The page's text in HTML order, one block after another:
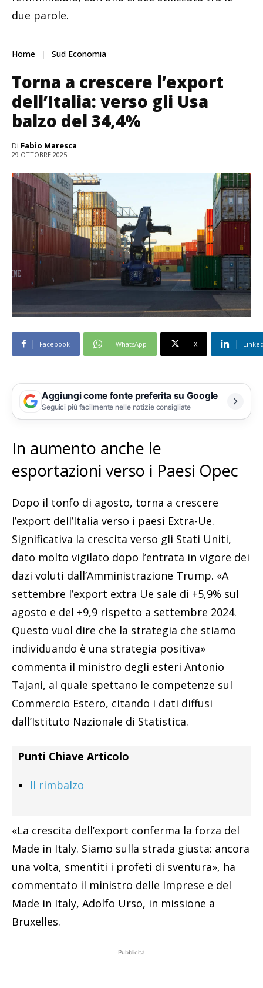
due parole.
Home Sud Economia
Torna a crescere l’export
dell’Italia: verso gli Usa
balzo del 34,4%
Di Fabio Maresca
29 OTTOBRE 2025
Facebook WhatsApp X
Aggiungi come fonte preferita su Google
Seguici più facilmente nelle notizie consigliate
In aumento anche le
esportazioni verso i Paesi Opec
Dopo il tonfo di agosto, torna a crescere
l’export dell’Italia verso i paesi Extra-Ue.
Significativa la crescita verso gli Stati Uniti,
dato molto vigilato dopo l’entrata in vigore dei
dazi voluti dall’Amministrazione Trump. «A
settembre l’export extra Ue sale di +5,9% sul
agosto e del +9,9 rispetto a settembre 2024.
Questo vuol dire che la strategia che stiamo
individuando è una strategia positiva»
commenta il ministro degli esteri Antonio
Tajani, al quale spettano le competenze sul
Commercio Estero, citando i dati diffusi
dall’Istituto Nazionale di Statistica.
Punti Chiave Articolo
Il rimbalzo
«La crescita dell’export conferma la forza del
Made in Italy. Siamo sulla strada giusta: ancora
una volta, smentiti i profeti di sventura», ha
commentato il ministro delle Imprese e del
Made in Italy, Adolfo Urso, in missione a
Bruxelles.
Pubblicità